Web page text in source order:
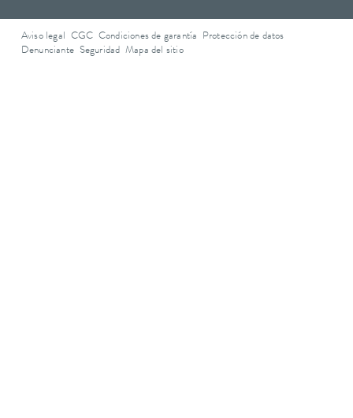
Aviso legal CGC Condiciones de garantía
Protección de datos
Denunciante Seguridad Mapa del sitio